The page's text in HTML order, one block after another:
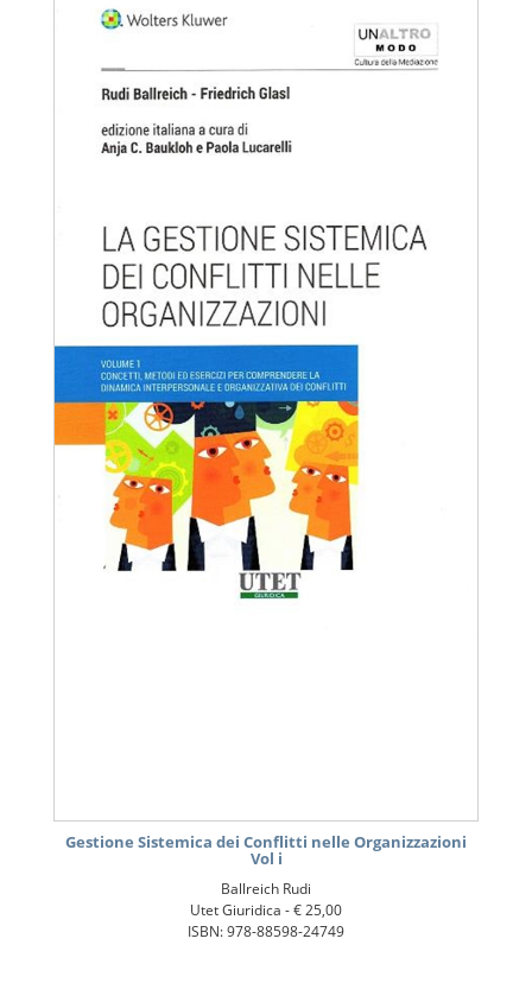
Gestione Sistemica dei Conflitti nelle Organizzazioni
Vol i
Ballreich Rudi
Utet Giuridica -€ 25,00
ISBN: 978-88598-24749